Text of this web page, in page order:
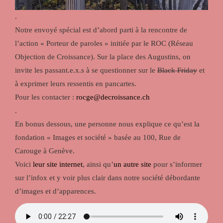
.
Notre envoyé spécial est d’abord parti à la rencontre de
l’action « Porteur de paroles » initiée par le ROC (Réseau
Objection de Croissance). Sur la place des Augustins, on
invite les passant.e.x.s à se questionner sur le Black Friday et
à exprimer leurs ressentis en pancartes.
Pour les contacter : rocge@decroissance.ch
.
En bonus dessous, une personne nous explique ce qu’est la
fondation « Images et société » basée au 100, Rue de
Carouge à Genève.
Voici leur site internet, ainsi qu’un autre site pour s’informer
sur l’infox et y voir plus clair dans notre société débordante
d’images et d’apparences.